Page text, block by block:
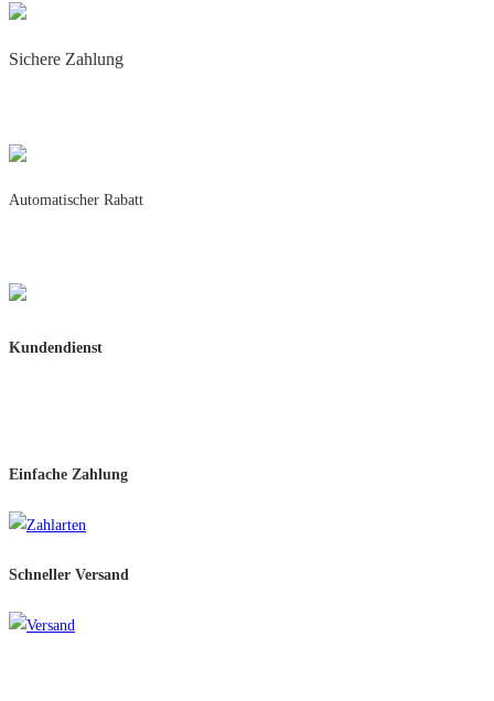
Sichere Zahlung
Automatischer Rabatt
Kundendienst
Einfache Zahlung
Schneller Versand​